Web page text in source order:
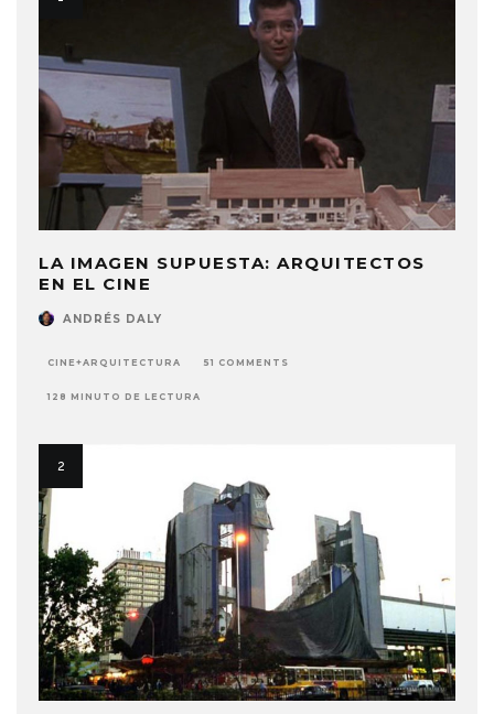
LA IMAGEN SUPUESTA: ARQUITECTOS
EN EL CINE
ANDRÉS DALY
CINE+ARQUITECTURA 51 COMMENTS
128 MINUTO DE LECTURA